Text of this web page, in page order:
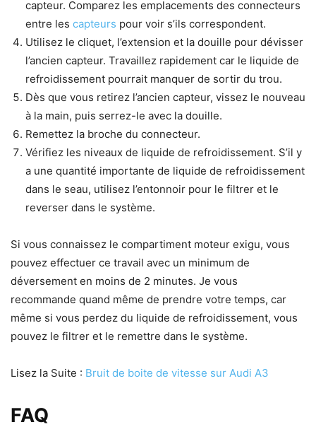
capteur. Comparez les emplacements des connecteurs
entre les capteurs pour voir s’ils correspondent.
Utilisez le cliquet, l’extension et la douille pour dévisser
l’ancien capteur. Travaillez rapidement car le liquide de
refroidissement pourrait manquer de sortir du trou.
Dès que vous retirez l’ancien capteur, vissez le nouveau
à la main, puis serrez-le avec la douille.
Remettez la broche du connecteur.
Vérifiez les niveaux de liquide de refroidissement. S’il y
a une quantité importante de liquide de refroidissement
dans le seau, utilisez l’entonnoir pour le filtrer et le
reverser dans le système.
Si vous connaissez le compartiment moteur exigu, vous
pouvez effectuer ce travail avec un minimum de
déversement en moins de 2 minutes. Je vous
recommande quand même de prendre votre temps, car
même si vous perdez du liquide de refroidissement, vous
pouvez le filtrer et le remettre dans le système.
Lisez la Suite : Bruit de boite de vitesse sur Audi A3
FAQ